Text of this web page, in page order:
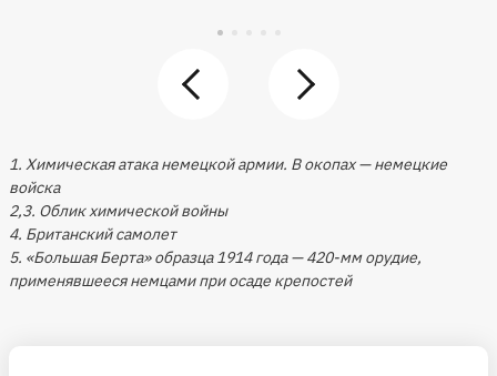
1. Химическая атака немецкой армии. В окопах — немецкие
войска
2,3. Облик химической войны
4. Британский самолет
5. «Большая Берта» образца 1914 года — 420-мм орудие,
применявшееся немцами при осаде крепостей